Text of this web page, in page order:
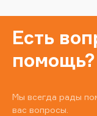
Есть
помощь?
Мы всегда рады
вас вопросы.